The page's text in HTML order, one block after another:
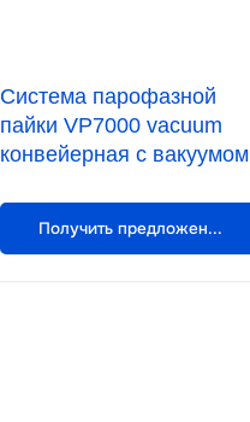
Система парофазной
пайки VP7000 vacuum
конвейерная с вакуумом
Получить предложение